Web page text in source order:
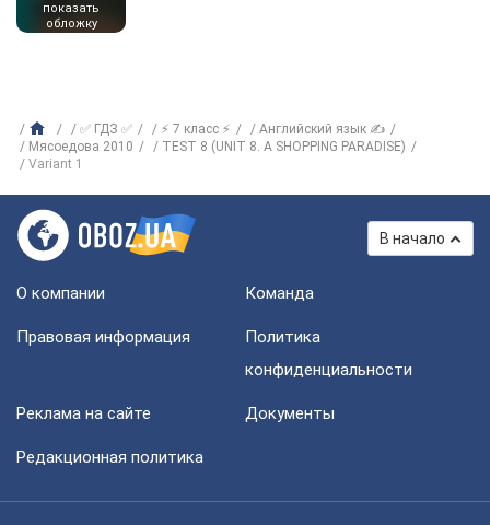
показать
обложку
✅ ГДЗ ✅ ⚡ 7 класс ⚡
Английский язык ✍
Мясоедова 2010
TEST 8 (UNIT 8. A SHOPPING PARADISE)
Variant 1
В начало
О компании Команда
Правовая информация
Политика
конфиденциальности
Реклама на сайте Документы
Редакционная политика